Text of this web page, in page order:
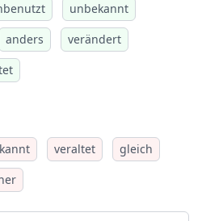
unbekannt
anders
verändert
veraltet
gleich